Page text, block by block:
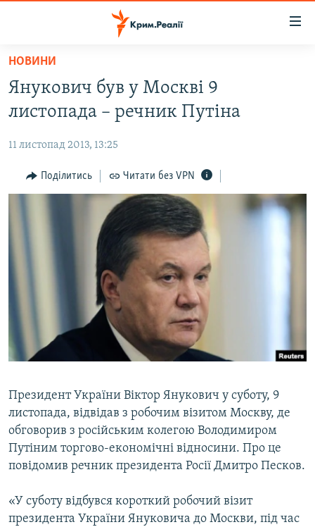
Перейти
основного
матеріалу
до
навігації
Перейти
ВОДА.КРИМ
ПОЛІТИКА
БЛОГИ
ВІДЕОУРОКИ «ELIFBE»
СВІДЧЕННЯ ОКУПАЦІЇ
ЯК ОБІЙТИ БЛОКУВАННЯ
Русский
Qırımtatar
ДОЛУЧАЙСЯ!
Усі сайти RFE/RL
НОВИНИ
Янукович був у Москві 9
листопада – речник Путіна
11 листопад 2013, 13:25
Поділитись Читати без VPN
Президент України Віктор Янукович у суботу, 9
листопада, відвідав з робочим візитом Москву, де
обговорив з російським колегою Володимиром
Путіним торгово-економічні відносини. Про це
повідомив речник президента Росії Дмитро Песков.
«У суботу відбувся короткий робочий візит
президента України Януковича до Москви, під час